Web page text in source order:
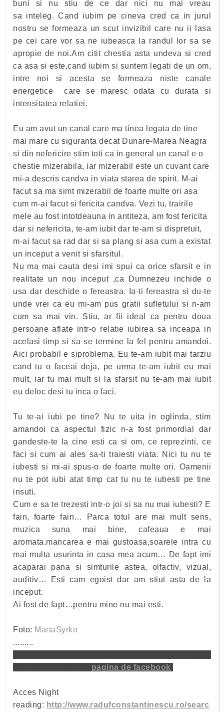
buni si nu stiu de ce dar nici nu mai vreau
sa inteleg. Cand iubim pe cineva cred ca in jurul
nostru se formeaza un scut invizibil care nu ii lasa
pe cei care vor sa ne iubeasca la randul lor sa se
apropie de noi.Am citit chestia asta undeva si cred
ca asa si este,cand iubim si suntem legati de un om,
intre noi si acesta se formeaza niste canale
energetice care se maresc odata cu durata si
intensitatea relatiei.
Eu am avut un canal care ma tinea legata de tine
mai mare cu siguranta decat Dunare-Marea Neagra
si din nefericire stim toti ca in general un canal e o
chestie mizerabila, iar mizerabil este un cuvant care
mi-a descris candva in viata starea de spirit. M-ai
facut sa ma simt mizerabil de foarte multe ori asa
cum m-ai facut si fericita candva. Vezi tu, trairile
mele au fost intotdeauna in antiteza, am fost fericita
dar si nefericita, te-am iubit dar te-am si dispretuit,
m-ai facut sa rad dar si sa plang si asa cum a existat
un inceput a venit si sfarsitul.
Nu ma mai cauta desi imi spui ca orice sfarsit e in
realitate un nou inceput ,ca Dumnezeu inchide o
usa dar deschide o fereastra. Ia-ti fereastra si du-te
unde vrei ca eu mi-am pus gratii sufletului si n-am
cum sa mai vin. Stiu, ar fii ideal ca pentru doua
persoane aflate intr-o relatie iubirea sa inceapa in
acelasi timp si sa se termine la fel pentru amandoi.
Aici probabil e siproblema. Eu te-am iubit mai tarziu
cand tu o faceai deja, pe urma te-am iubit eu mai
mult, iar tu mai mult si la sfarsit nu te-am mai iubit
eu deloc desi tu inca o faci.
Tu te-ai iubi pe tine? Nu te uita in oglinda, stim
amandoi ca aspectul fizic n-a fost primordial dar
gandeste-te la cine esti ca si om, ce reprezinti, ce
faci si cum ai ales sa-ti traiesti viata. Nici tu nu te
iubesti si mi-ai spus-o de foarte multe ori. Oamenii
nu te pot iubi atat timp cat tu nu te iubesti pe tine
insuti.
Cum e sa te trezesti intr-o joi si sa nu mai iubesti? E
fain, foarte fain… Parca totul are mai mult sens,
muzica suna mai bine, cafeaua e mai
aromata.mancarea e mai gustoasa,soarele intra cu
mai multa usurinta in casa mea acum… De fapt imi
acaparai pana si simturile astea, olfactiv, vizual,
auditiv… Esti cam egoist dar am stiut asta de la
inceput.
Ai fost de fapt…pentru mine nu mai esti.
Foto: MartaSyrko
.........
pagina de facebook
Acces Night
reading: http://www.radufconstantinescu.ro/searc